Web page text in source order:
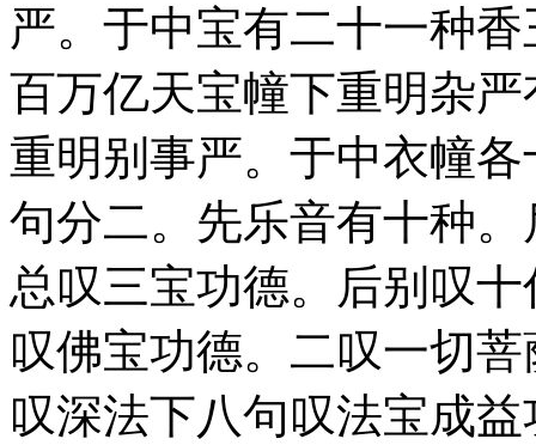
严。于中宝有二十一种
百万亿天宝幢下重明杂
重明别事严。于中衣幢
句分二。先乐音有十种
总叹三宝功德。后别叹
叹佛宝功德。二叹一切
叹深法下八句叹法宝成